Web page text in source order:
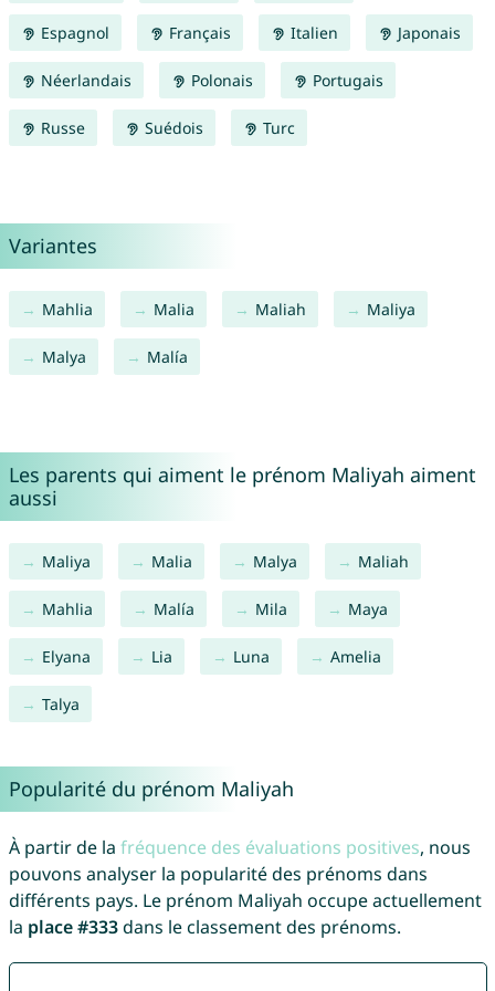
Espagnol Français Italien Japonais
Néerlandais Polonais Portugais
Russe Suédois Turc
Variantes
Mahlia Malia Maliah Maliya
Malya Malía
Les parents qui aiment le prénom Maliyah aiment
aussi
Maliya Malia Malya Maliah
Mahlia Malía Mila Maya
Elyana Lia Luna Amelia
Talya
Popularité du prénom Maliyah
À partir de la fréquence des évaluations positives, nous
pouvons analyser la popularité des prénoms dans
différents pays. Le prénom Maliyah occupe actuellement
la place #333dans le classement des prénoms.